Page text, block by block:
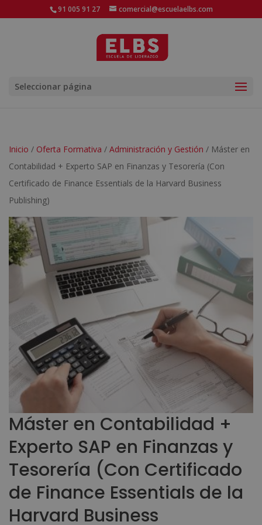
91 005 91 27 comercial@escuelaelbs.com
Seleccionar página
Inicio / Oferta Formativa / Administración y Gestión / Máster en
Contabilidad + Experto SAP en Finanzas y Tesorería (Con
Certificado de Finance Essentials de la Harvard Business
Publishing)
Máster en Contabilidad +
Experto SAP en Finanzas y
Tesorería (Con Certificado
de Finance Essentials de la
Harvard Business